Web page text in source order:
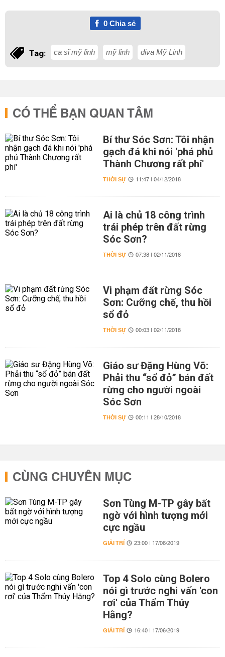
0Chia sẻ
Tag: ca sĩ mỹ linh mỹ linh diva Mỹ Linh
CÓ THỂ BẠN QUAN TÂM
Bí thư Sóc Sơn: Tôi nhận
gạch đá khi nói 'phá phủ
Thành Chương rất phí'
THỜI SỰ 11:47 | 04/12/2018
Ai là chủ 18 công trình
trái phép trên đất rừng
Sóc Sơn?
THỜI SỰ 07:38 | 02/11/2018
Vi phạm đất rừng Sóc
Sơn: Cưỡng chế, thu hồi
sổ đỏ
THỜI SỰ 00:03 | 02/11/2018
Giáo sư Đặng Hùng Võ:
Phải thu “sổ đỏ” bán đất
rừng cho người ngoài
Sóc Sơn
THỜI SỰ 00:11 | 28/10/2018
CÙNG CHUYÊN MỤC
Sơn Tùng M-TP gây bất
ngờ với hình tượng mới
cực ngầu
GIẢI TRÍ 23:00 | 17/06/2019
Top 4 Solo cùng Bolero
nói gì trước nghi vấn 'con
rơi' của Thẩm Thúy
Hằng?
GIẢI TRÍ 16:40 | 17/06/2019